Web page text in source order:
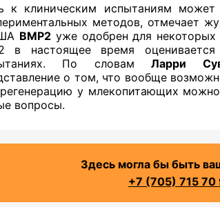
к клиническим испытаниям
методов, отмечает
BMP2 уже одобрен для
в настоящее время
По словамЛарри
о том, что вообще
у млекопитающих
вопросы.
Здесь могла бы быть
+7 (705) 715 70